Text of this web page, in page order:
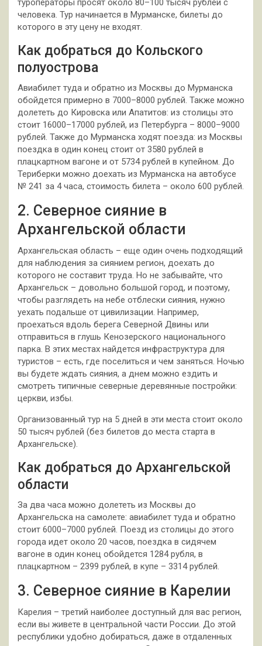
туроператоры просят около 80–100 тысяч рублей с
человека. Тур начинается в Мурманске, билеты до
которого в эту цену не входят.
Как добраться до Кольского
полуострова
Авиабилет туда и обратно из Москвы до Мурманска
обойдется примерно в 7000–8000 рублей. Также можно
долететь до Кировска или Апатитов: из столицы это
стоит 16000–17000 рублей, из Петербурга – 8000–9000
рублей. Также до Мурманска ходят поезда: из Москвы
поездка в один конец стоит от 3580 рублей в
плацкартном вагоне и от 5734 рублей в купейном. До
Териберки можно доехать из Мурманска на автобусе
№ 241 за 4 часа, стоимость билета – около 600 рублей.
2. Северное сияние в
Архангельской области
Архангельская область – еще один очень подходящий
для наблюдения за сиянием регион, доехать до
которого не составит труда. Но не забывайте, что
Архангельск – довольно большой город, и поэтому,
чтобы разглядеть на небе отблески сияния, нужно
уехать подальше от цивилизации. Например,
проехаться вдоль берега Северной Двины или
отправиться в глушь Кенозерского национального
парка. В этих местах найдется инфраструктура для
туристов – есть, где поселиться и чем заняться. Ночью
вы будете ждать сияния, а днем можно ездить и
смотреть типичные северные деревянные постройки:
церкви, избы.
Организованный тур на 5 дней в эти места стоит около
50 тысяч рублей (без билетов до места старта в
Архангельске).
Как добраться до Архангельской
области
За два часа можно долететь из Москвы до
Архангельска на самолете: авиабилет туда и обратно
стоит 6000–7000 рублей. Поезд из столицы до этого
города идет около 20 часов, поездка в сидячем
вагоне в один конец обойдется 1284 рубля, в
плацкартном – 2399 рублей, в купе – 3314 рублей.
3. Северное сияние в Карелии
Карелия – третий наиболее доступный для вас регион,
если вы живете в центральной части России. До этой
республики удобно добираться, даже в отдаленных